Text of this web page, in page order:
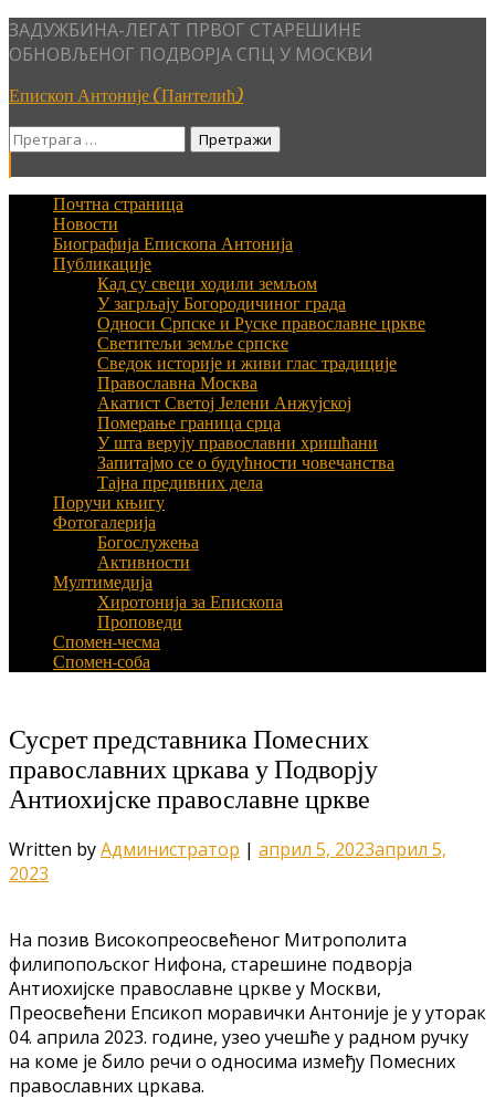
Skip
to
ЗАДУЖБИНА-ЛЕГАТ ПРВОГ СТАРЕШИНЕ
ОБНОВЉЕНОГ ПОДВОРЈА СПЦ У МОСКВИ
Епископ Антоније (Пантелић)
Претрага
Почтна страница
Новости
Биографија Епископа Антонија
Публикације
Кад су свеци ходили земљом
У загрљају Богородичиног града
Односи Српске и Руске православне цркве
Светитељи земље српске
Сведок историје и живи глас традиције
Православна Москва
Акатист Светој Јелени Анжујској
Померање граница срца
У шта верују православни хришћани
Запитајмо се о будућности човечанства
Тајна предивних дела
Поручи књигу
Фотогалерија
Богослужења
Активности
Мултимедија
Хиротонија за Епископа
Проповеди
Спомен-чесма
Спомен-соба
Сусрет представника Помесних
православних цркава у Подворју
Антиохијске православне цркве
Written byАдминистратор | април 5, 2023април 5,
2023
На позив Високопреосвећеног Митрополита
филипопољског Нифона, старешине подворја
Антиохијске православне цркве у Москви,
Преосвећени Епсикоп моравички Антоније је у уторак
04. априла 2023. године, узео учешће у радном ручку
на коме је било речи о односима између Помесних
православних цркава.